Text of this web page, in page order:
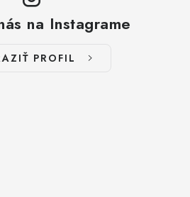
na Instagrame
PROFIL